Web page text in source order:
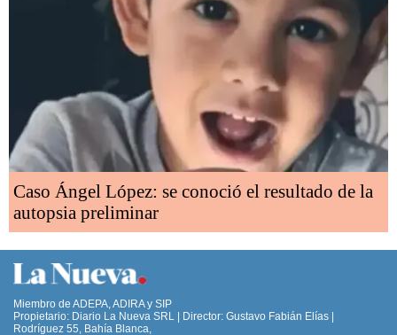
Caso Ángel López: se conoció el resultado de la
autopsia preliminar
Miembro de ADEPA, ADIRA y SIP
Propietario: Diario La Nueva SRL | Director: Gustavo Fabián Elías |
Rodríguez 55, Bahía Blanca,